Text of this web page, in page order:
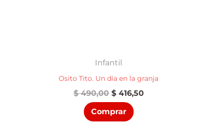
Infantil
Osito Tito. Un día en la granja
$490,00 El
precio
original
era:
$416,50El
Comprar